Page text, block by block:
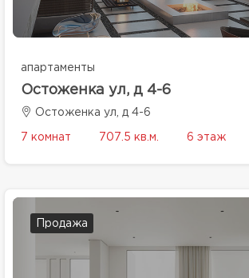
апартаменты
Остоженка ул, д 4-6
Остоженка ул, д 4-6
7 комнат 707.5 кв.м. 6 этаж
Продажа